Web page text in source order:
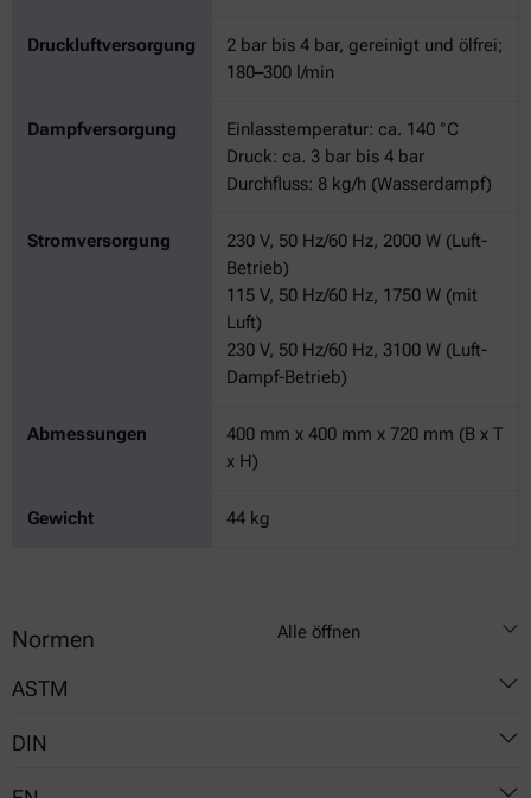
Druckluftversorgung
2 bar bis 4 bar, gereinigt und ölfrei;
180–300 l/min
Dampfversorgung
Einlasstemperatur: ca. 140 °C
Druck: ca. 3 bar bis 4 bar
Durchfluss: 8 kg/h (Wasserdampf)
Stromversorgung
230 V, 50 Hz/60 Hz, 2000 W (Luft-
Betrieb)
115 V, 50 Hz/60 Hz, 1750 W (mit
Luft)
230 V, 50 Hz/60 Hz, 3100 W (Luft-
Dampf-Betrieb)
Abmessungen
400 mm x 400 mm x 720 mm (B x T
x H)
Gewicht 44 kg
Normen Alle öffnen
ASTM
D381
DIN